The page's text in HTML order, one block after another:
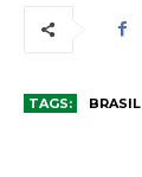
TAGS: BRASIL